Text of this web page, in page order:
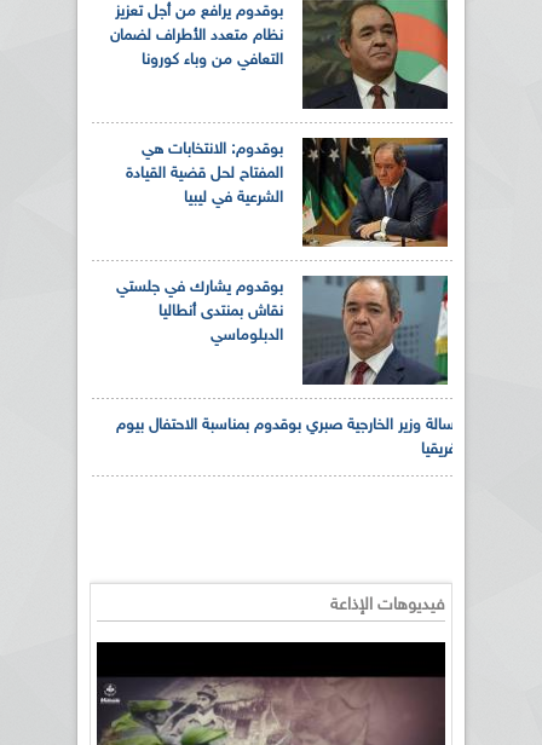
بوقدوم يرافع من أجل تعزيز
نظام متعدد الأطراف لضمان
التعافي من وباء كورونا
بوقدوم: الانتخابات هي
المفتاح لحل قضية القيادة
الشرعية في ليبيا
بوقدوم يشارك في جلستي
نقاش بمنتدى أنطاليا
الدبلوماسي
رسالة وزير الخارجية صبري بوقدوم بمناسبة الاحتفال بيوم
إفريقيا
فيديوهات الإذاعة